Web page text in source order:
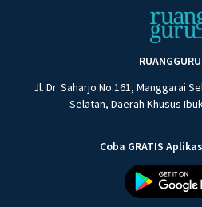
Jl. Dr. Saharjo No.161, Manggarai
Selatan, Daerah Khusus
Coba GRATIS